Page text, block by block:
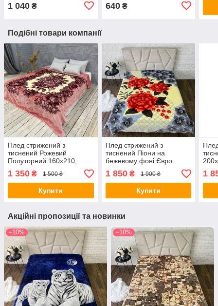
1 040 ₴ 640₴
Подібні товари компанії
Плед стрижений з
тиснений Рожевий
Полуторний 160х210,
2,5кг.
1 350 ₴ 1 500 ₴
Купити
Плед стрижений з
тиснений Піони на
бежевому фоні Євро
200х240, 3,5кг.
1 850₴ 1 900 ₴
Купити
1
Акційні пропозиції та новинки
–10% –10%